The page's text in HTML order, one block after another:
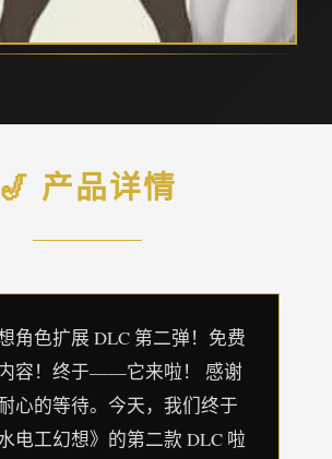
🎷 产品详情
角色扩展 DLC 第二弹！免费
容！终于——它来啦！ 感谢
心的等待。今天，我们终于
电工幻想》的第二款 DLC 啦